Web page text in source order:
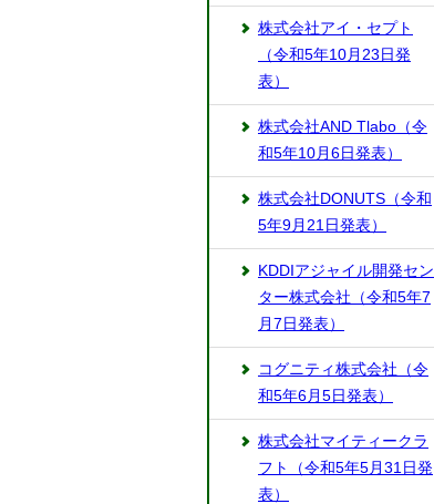
株式会社アイ・セプト
（令和5年10月23日発
表）
株式会社AND Tlabo（令
和5年10月6日発表）
株式会社DONUTS（令和
5年9月21日発表）
KDDIアジャイル開発セン
ター株式会社（令和5年7
月7日発表）
コグニティ株式会社（令
和5年6月5日発表）
株式会社マイティークラ
フト（令和5年5月31日発
表）